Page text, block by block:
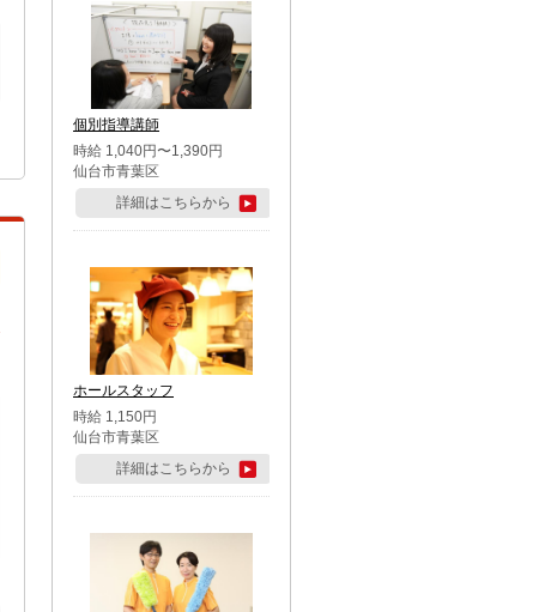
個別指導講師
時給 1,040円〜1,390円
仙台市青葉区
詳細はこちらから
ホールスタッフ
時給 1,150円
仙台市青葉区
詳細はこちらから